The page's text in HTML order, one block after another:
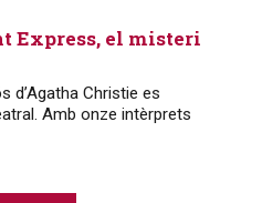
Express, el misteri
d’Agatha Christie es
Amb onze intèrprets